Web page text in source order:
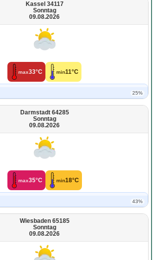
Kassel 34117
Sonntag
09.08.2026
max33°C min11°C
25%
Darmstadt 64285
Sonntag
09.08.2026
max35°C min18°C
43%
Wiesbaden 65185
Sonntag
09.08.2026